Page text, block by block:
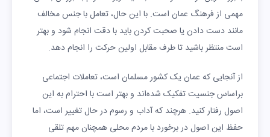
مهمی از فرهنگ عمان است. با این حال، تعامل با جنس مخالف
مانند دست دادن یا صحبت کردن باید با دقت انجام شود و بهتر
است منتظر باشید تا طرف مقابل اولین حرکت را انجام دهد.
از آنجایی که عمان یک کشور مسلمان است، تعاملات اجتماعی
براساس جنسیت تفکیک شده‌اند و بهتر است با احترام به این
اصول رفتار کنید. هرچند که آداب و رسوم در حال تغییر است، اما
حفظ این اصول در برخورد با مردم محلی همچنان مهم تلقی